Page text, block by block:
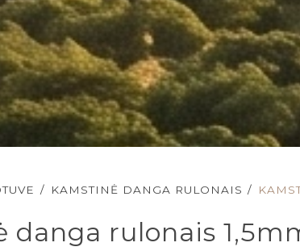
/ KAMSTINĖ DANGA RULONAIS /
danga rulonais